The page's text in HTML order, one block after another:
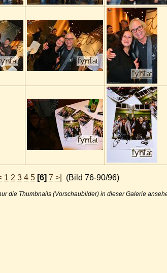
1 2 3 4 5 [6] 7 >| (Bild 76-90/96)
die Thumbnails (Vorschaubilder) in dieser Galerie